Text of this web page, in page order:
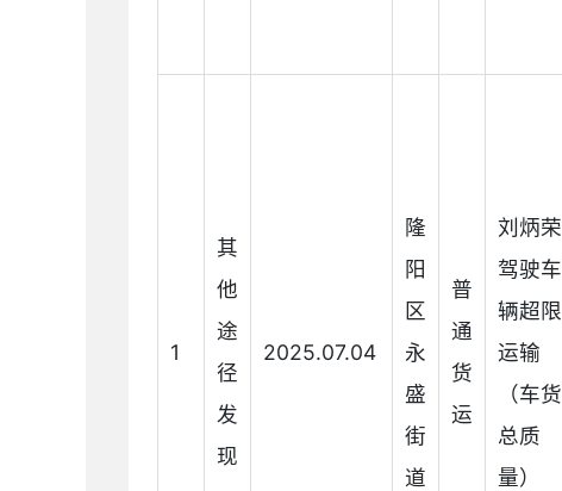
1
其
他
途
径
发
现
2025.07.04
隆
阳
区
永
盛
街
道
普
通
货
运
刘炳荣
驾驶车
辆超限
运输
（车货
总质
量）